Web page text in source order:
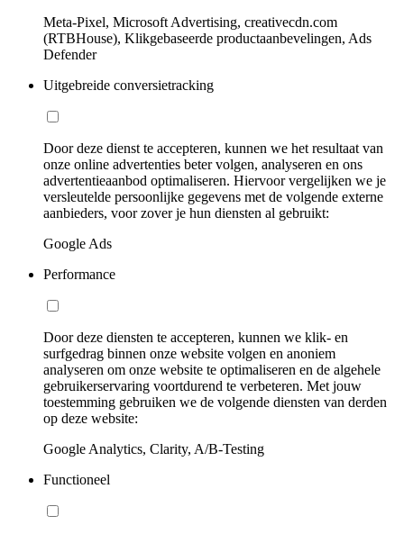
Meta-Pixel, Microsoft Advertising, creativecdn.com
(RTBHouse), Klikgebaseerde productaanbevelingen, Ads
Defender
Uitgebreide conversietracking
Door deze dienst te accepteren, kunnen we het resultaat van
onze online advertenties beter volgen, analyseren en ons
advertentieaanbod optimaliseren. Hiervoor vergelijken we je
versleutelde persoonlijke gegevens met de volgende externe
aanbieders, voor zover je hun diensten al gebruikt:
Google Ads
Performance
Door deze diensten te accepteren, kunnen we klik- en
surfgedrag binnen onze website volgen en anoniem
analyseren om onze website te optimaliseren en de algehele
gebruikerservaring voortdurend te verbeteren. Met jouw
toestemming gebruiken we de volgende diensten van derden
op deze website:
Google Analytics, Clarity, A/B-Testing
Functioneel